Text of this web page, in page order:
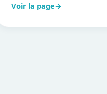
Voir la page→